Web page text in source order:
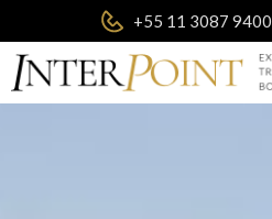
+55 11 3087 9400